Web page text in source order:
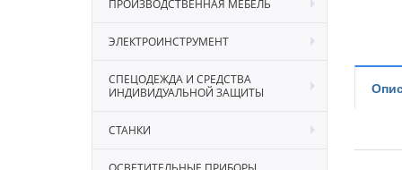
ПРОИЗВОДСТВЕННАЯ МЕБЕЛЬ
ЭЛЕКТРОИНСТРУМЕНТ
СПЕЦОДЕЖДА И СРЕДСТВА
ИНДИВИДУАЛЬНОЙ ЗАЩИТЫ
СТАНКИ
ОСВЕТИТЕЛЬНЫЕ ПРИБОРЫ